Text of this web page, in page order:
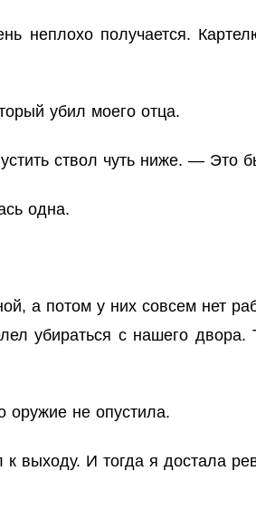
получается.
убил моего отца.
ствол чуть ниже. — Это
одна.
а потом у них совсем нет
убираться с нашего
оружие не опустила.
выходу. И тогда я достала